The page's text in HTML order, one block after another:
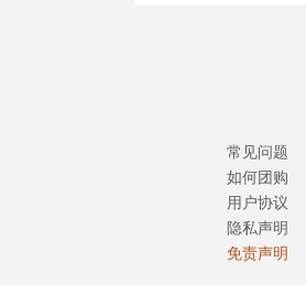
常见问题
如何团购
用户协议
隐私声明
免责声明